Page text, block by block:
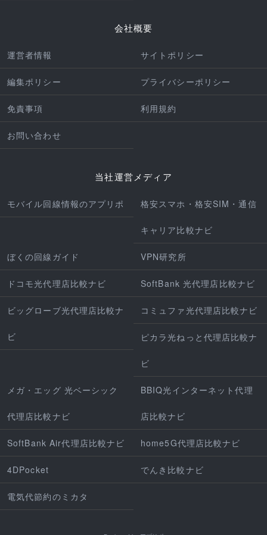
会社概要
運営者情報 サイトポリシー
編集ポリシー プライバシーポリシー
免責事項 利用規約
お問い合わせ
当社運営メディア
モバイル回線情報のアプリポ 格安スマホ・格安SIM・通信
キャリア比較ナビ
ぼくの回線ガイド VPN研究所
ドコモ光代理店比較ナビ SoftBank 光代理店比較ナビ
ビッグローブ光代理店比較ナ
ビ
コミュファ光代理店比較ナビ
ピカラ光ねっと代理店比較ナ
ビ
メガ・エッグ 光ベーシック
代理店比較ナビ
BBIQ光インターネット代理
店比較ナビ
SoftBank Air代理店比較ナビ home5G代理店比較ナビ
4DPocket でんき比較ナビ
電気代節約のミカタ